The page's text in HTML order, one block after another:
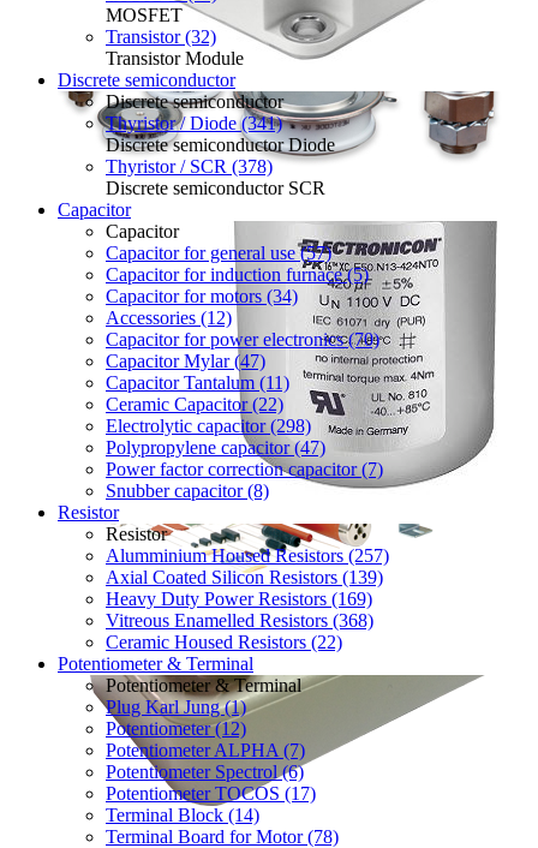
MOSFET
Transistor (32)
Transistor Module
Discrete semiconductor
Discrete semiconductor
Thyristor / Diode (341)
Discrete semiconductor Diode
Thyristor / SCR (378)
Discrete semiconductor SCR
Capacitor
Capacitor
Capacitor for general use (57)
Capacitor for induction furnace (5)
Capacitor for motors (34)
Accessories (12)
Capacitor for power electronics (70)
Capacitor Mylar (47)
Capacitor Tantalum (11)
Ceramic Capacitor (22)
Electrolytic capacitor (298)
Polypropylene capacitor (47)
Power factor correction capacitor (7)
Snubber capacitor (8)
Resistor
Resistor
Alumminium Housed Resistors (257)
Axial Coated Silicon Resistors (139)
Heavy Duty Power Resistors (169)
Vitreous Enamelled Resistors (368)
Ceramic Housed Resistors (22)
Potentiometer & Terminal
Potentiometer & Terminal
Plug Karl Jung (1)
Potentiometer (12)
Potentiometer ALPHA (7)
Potentiometer Spectrol (6)
Potentiometer TOCOS (17)
Terminal Block (14)
Terminal Board for Motor (78)